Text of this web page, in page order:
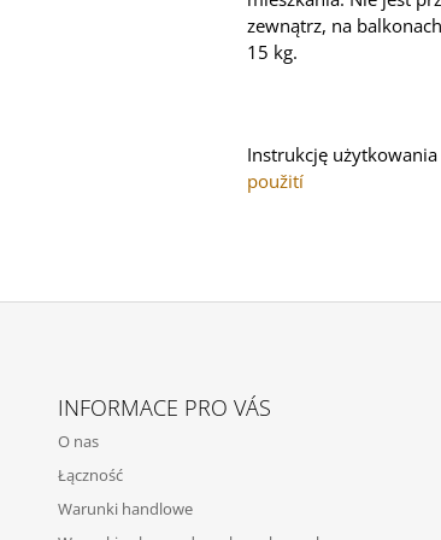
zewnątrz, na
15 kg.
Instrukcję
použití
INFORMACE PRO VÁS
O nas
Łączność
Warunki handlowe